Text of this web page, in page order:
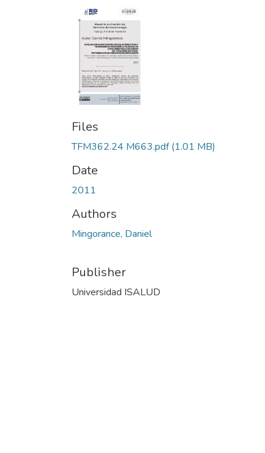
Files
TFM362.24 M663.pdf(1.01 MB)
Date
2011
Authors
Mingorance, Daniel
Publisher
Universidad ISALUD